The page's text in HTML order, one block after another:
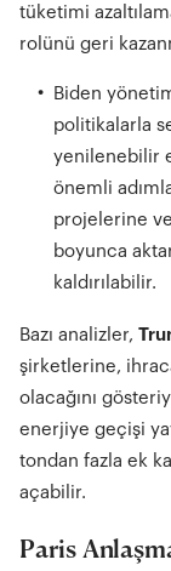
tüketimi
rolünü geri
Biden
politikalarla
yenilenebilir
önemli
projelerine
boyunca
kaldırılabilir.
Bazı analizler,
şirketlerine,
olacağını
enerjiye geçişi
tondan fazla ek
açabilir.
Paris